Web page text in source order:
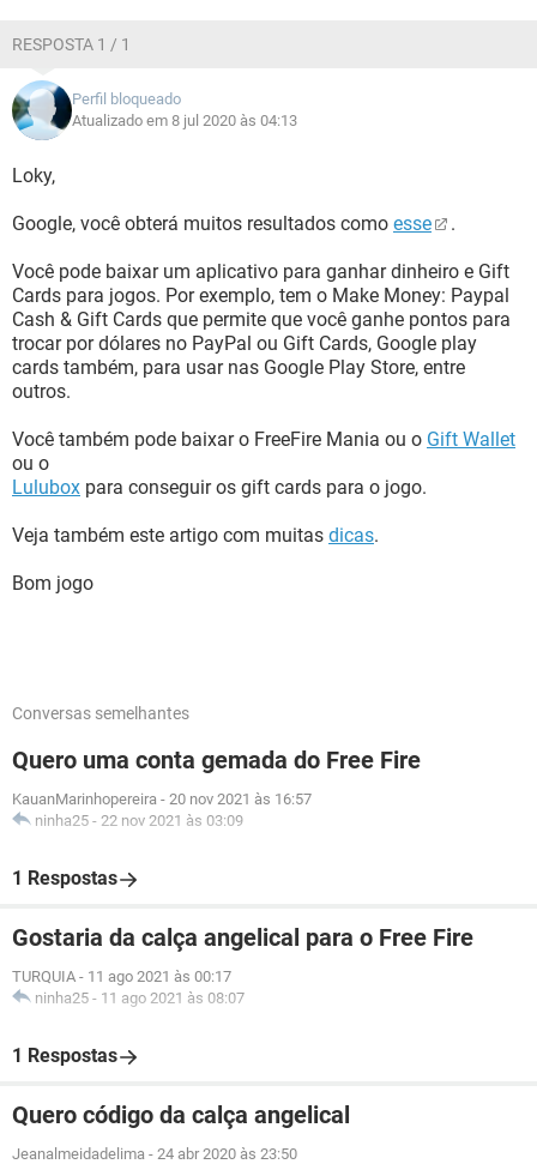
RESPOSTA 1 / 1
Perfil bloqueado
Atualizado em 8 jul 2020 às 04:13
Loky,
Google, você obterá muitos resultados como esse .
Você pode baixar um aplicativo para ganhar dinheiro e Gift
Cards para jogos. Por exemplo, tem o Make Money: Paypal
Cash & Gift Cards que permite que você ganhe pontos para
trocar por dólares no PayPal ou Gift Cards, Google play
cards também, para usar nas Google Play Store, entre
outros.
Você também pode baixar o FreeFire Mania ou o Gift Wallet
ou o
Lulubox para conseguir os gift cards para o jogo.
Veja também este artigo com muitas dicas.
Bom jogo
Conversas semelhantes
Quero uma conta gemada do Free Fire
KauanMarinhopereira - 20 nov 2021 às 16:57
ninha25 - 22 nov 2021 às 03:09
1 Respostas
Gostaria da calça angelical para o Free Fire
TURQUIA - 11 ago 2021 às 00:17
ninha25 - 11 ago 2021 às 08:07
1 Respostas
Quero código da calça angelical
Jeanalmeidadelima - 24 abr 2020 às 23:50